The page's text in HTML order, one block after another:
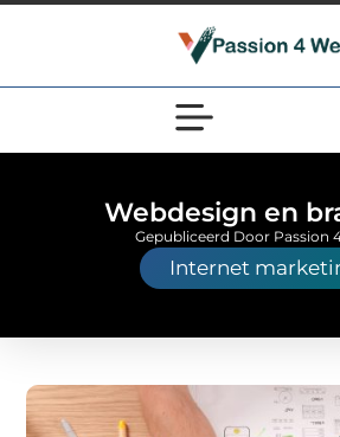
Webdesign en
Internet
Gepubliceerd Door Passion